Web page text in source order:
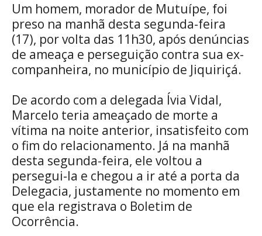
Um homem, morador de Mutuípe, foi
preso na manhã desta segunda-feira
(17), por volta das 11h30, após denúncias
de ameaça e perseguição contra sua ex-
companheira, no município de Jiquiriçá.
De acordo com a delegada Ívia Vidal,
Marcelo teria ameaçado de morte a
vítima na noite anterior, insatisfeito com
o fim do relacionamento. Já na manhã
desta segunda-feira, ele voltou a
persegui-la e chegou a ir até a porta da
Delegacia, justamente no momento em
que ela registrava o Boletim de
Ocorrência.